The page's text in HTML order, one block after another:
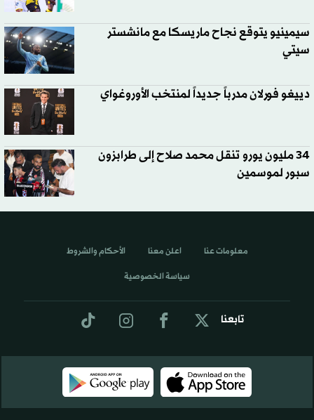
سيمينيو يتوقع نجاح ماريسكا مع مانشستر
سيتي
دييغو فورلان مدرباً جديداً لمنتخب الأوروغواي
34 مليون يورو تنقل محمد صلاح إلى طرابزون
سبور لموسمين
تابعنا
معلومات عنا اعلن معنا الأحكام والشروط
سياسة الخصوصية